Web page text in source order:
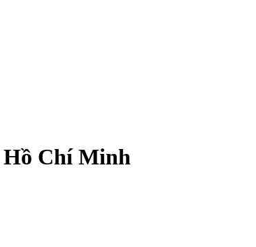
Hồ Chí Minh